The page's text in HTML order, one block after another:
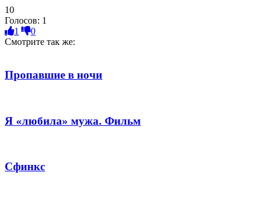
10
Голосов: 1
1
0
Смотрите так же:
Пропавшие в ночи
Я «любила» мужа. Фильм
Сфинкс